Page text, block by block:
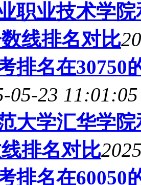
职业技术学
线排名对比
排名在30750
05-23 11:01:05
大学汇华学
排名对比
排名在60050